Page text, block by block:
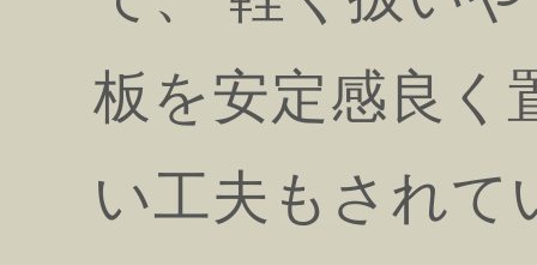
板を安定感良く
い工夫もされて